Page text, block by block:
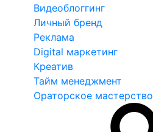
Видеоблоггинг
Личный бренд
Реклама
Digital маркетинг
Креатив
Тайм менеджмент
Ораторское мастерство